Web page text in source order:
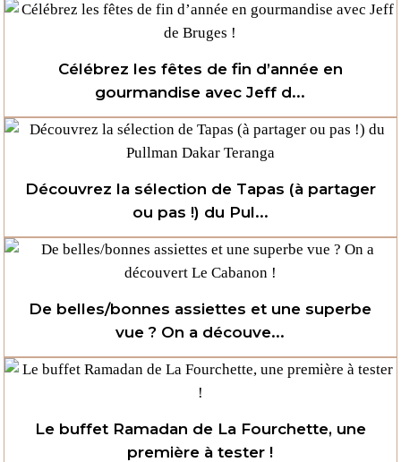
Célébrez les fêtes de fin d’année en
gourmandise avec Jeff d...
Découvrez la sélection de Tapas (à partager
ou pas !) du Pul...
De belles/bonnes assiettes et une superbe
vue ? On a découve...
Le buffet Ramadan de La Fourchette, une
première à tester !